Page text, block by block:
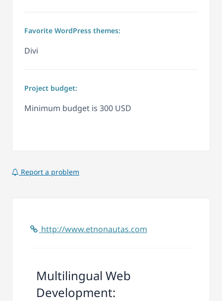
Favorite WordPress themes:
Divi
Project budget:
Minimum budget is 300 USD
Report a problem
http://www.etnonautas.com
Multilingual Web
Development: